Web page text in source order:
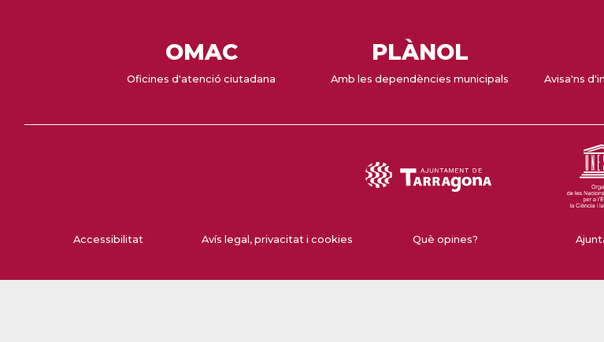
OMAC
Oficines d'atenció ciutadana
PLÀNOL
Amb les dependències municipals Avisa'ns
Accessibilitat Avís legal, privacitat i cookies Què opines?